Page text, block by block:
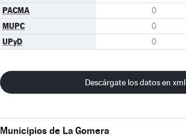
PACMA 0
MUPC 0
UPyD 0
Descárgate los datos en xml
Municipios de La Gomera